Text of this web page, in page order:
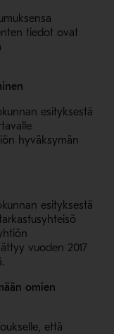
tiedot ovat
esityksestä
hyväksymän
esityksestä
vuoden 2017
omien
että